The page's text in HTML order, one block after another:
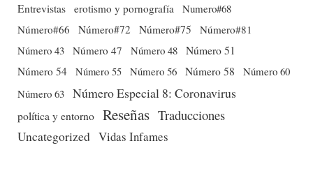
Entrevistas erotismo y pornografía
Numero#68
Número#66
Número#72 Número#75
Número#81
Número 43 Número 47 Número 48 Número 51
Número 54 Número 55 Número 56 Número 58
Número 60
Número 63 Número Especial 8: Coronavirus
política y entorno Reseñas Traducciones
Uncategorized Vidas Infames